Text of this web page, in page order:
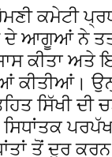
ਕਮੇਟੀ
ਦੇ ਆਗੂਆਂ ਨੇ
ਕੀਤਾ ਅਤੇ
ਸਿੱਖੀ ਦੀ
ਤੋਂ ਦੂਰ